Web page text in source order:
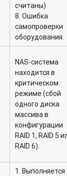
считаны)
8. Ошибка
самопроверки
оборудования.
NAS-система
находится в
критическом
режиме (сбой
одного диска
массива в
конфигурации
RAID 1, RAID 5
RAID 6).
1. Выполняется